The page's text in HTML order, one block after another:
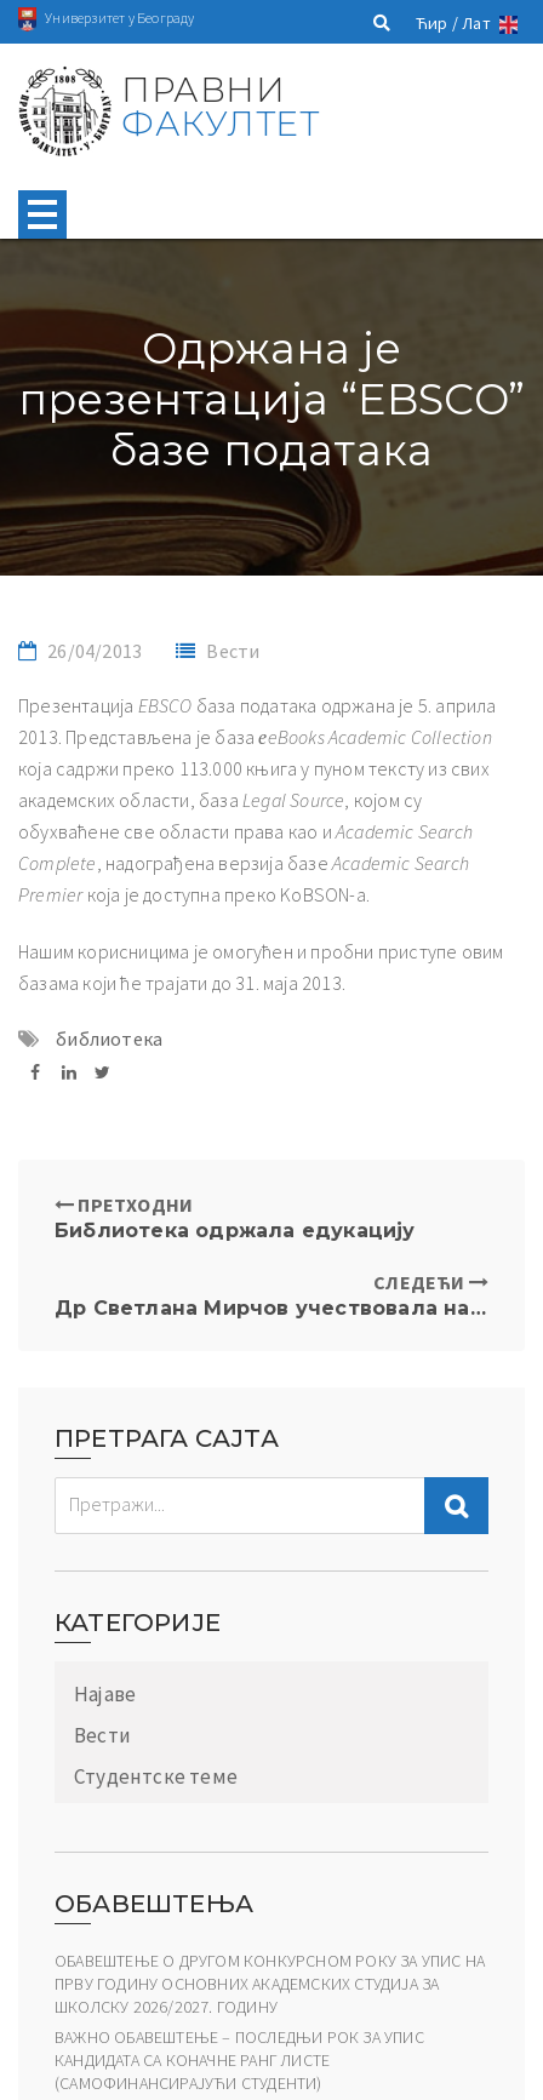
Универзитет у Београду Ћир /Лат
ПРАВНИ
ФАКУЛТЕТ
Одржана је
презентација “EBSCO”
базе података
26/04/2013 Вести
Презентација EBSCO база података одржана је 5. априла
2013. Представљена је базаеeBooks Academic Collection
која садржи преко 113.000 књига у пуном тексту из свих
академских области, база Legal Source , којом су
обухваћене све области права као и Academic Search
Complete , надограђена верзија базеAcademic Search
Premierкоја је доступна преко KoBSON-а.
Нашим корисницима је омогућен и пробни приступе овим
базама који ће трајати до 31. маја 2013.
библиотека
ПРЕТХОДНИ
Библиотека одржала едукацију
СЛЕДЕЋИ
Др Светлана Мирчов учествовала научном скупу Наука и глобализација
ПРЕТРАГА САЈТА
КАТЕГОРИЈЕ
Најаве
Вести
Студентске теме
ОБАВЕШТЕЊА
ОБАВЕШТЕЊЕ О ДРУГОМ КОНКУРСНОМ РОКУ ЗА УПИС НА
ПРВУ ГОДИНУ ОСНОВНИХ АКАДЕМСКИХ СТУДИЈА ЗА
ШКОЛСКУ 2026/2027. ГОДИНУ
ВАЖНО ОБАВЕШТЕЊЕ – ПОСЛЕДЊИ РОК ЗА УПИС
КАНДИДАТА СА КОНАЧНЕ РАНГ ЛИСТЕ
(САМОФИНАНСИРАЈУЋИ СТУДЕНТИ)